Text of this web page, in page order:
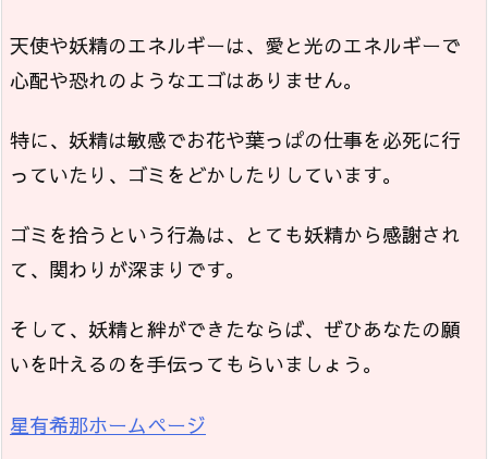
天使や妖精のエネルギーは、愛と光のエネルギーで
心配や恐れのようなエゴはありません。
特に、妖精は敏感でお花や葉っぱの仕事を必死に行
っていたり、ゴミをどかしたりしています。
ゴミを拾うという行為は、とても妖精から感謝され
て、関わりが深まりです。
そして、妖精と絆ができたならば、ぜひあなたの願
いを叶えるのを手伝ってもらいましょう。
星有希那ホームページ